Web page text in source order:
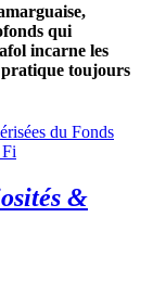
qui
incarne les
pratique toujours
du Fonds
&